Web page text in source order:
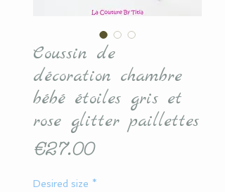
Coussin de
décoration chambre
bébé étoiles gris et
rose glitter paillettes
€27.00Price
Desired size *